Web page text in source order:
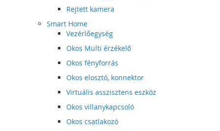
Rejtett kamera
Smart Home
Vezérlőegység
Okos Multi érzékelő
Okos fényforrás
Okos elosztó, konnektor
Virtuális asszisztens eszköz
Okos villanykapcsoló
Okos csatlakozó